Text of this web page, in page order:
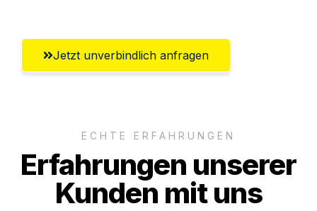
Jetzt unverbindlich anfragen
ECHTE ERFAHRUNGEN
Erfahrungen unserer
Kunden mit uns